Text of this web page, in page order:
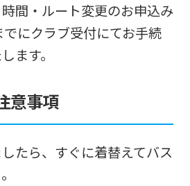
間・ルート変更のお申込み
にクラブ受付にてお手続
ます。
意事項
たら、すぐに着替えてバス